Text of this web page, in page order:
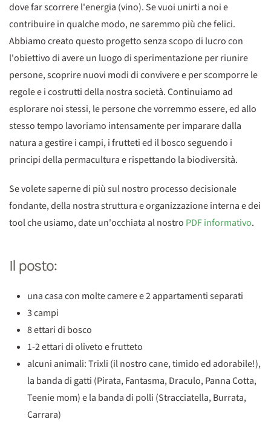
dove far scorrere l'energia (vino). Se vuoi unirti a noi e
contribuire in qualche modo, ne saremmo più che felici.
Abbiamo creato questo progetto senza scopo di lucro con
l'obiettivo di avere un luogo di sperimentazione per riunire
persone, scoprire nuovi modi di convivere e per scomporre le
regole e i costrutti della nostra società. Continuiamo ad
esplorare noi stessi, le persone che vorremmo essere, ed allo
stesso tempo lavoriamo intensamente per imparare dalla
natura a gestire i campi, i frutteti ed il bosco seguendo i
principi della permacultura e rispettando la biodiversità.
Se volete saperne di più sul nostro processo decisionale
fondante, della nostra struttura e organizzazione interna e dei
tool che usiamo, date un'occhiata al nostro PDF informativo.
Il posto:
una casa con molte camere e 2 appartamenti separati
3 campi
8 ettari di bosco
1-2 ettari di oliveto e frutteto
alcuni animali: Trixli (il nostro cane, timido ed adorabile!),
la banda di gatti (Pirata, Fantasma, Draculo, Panna Cotta,
Teenie mom) e la banda di polli (Stracciatella, Burrata,
Carrara)